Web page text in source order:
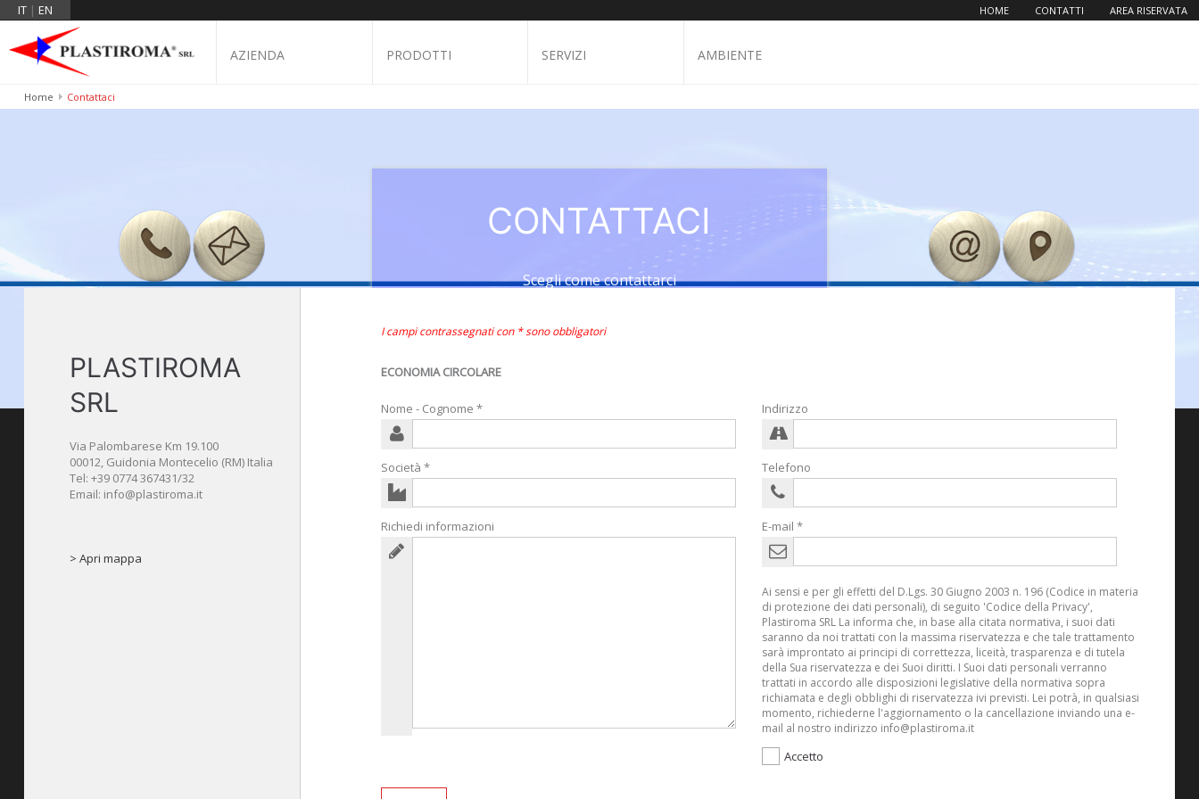
IT | EN HOME CONTATTI AREA RISERVATA
AZIENDA PRODOTTI SERVIZI AMBIENTE
Home Contattaci
CONTATTACI
Scegli come contattarci
PLASTIROMA
SRL
Via Palombarese Km 19.100
00012, Guidonia Montecelio (RM) Italia
Tel: +39 0774 367431/32
Email: info@plastiroma.it
> Apri mappa
I campi contrassegnati con * sono obbligatori
ECONOMIA CIRCOLARE
Nome - Cognome *
Società *
Richiedi informazioni
Indirizzo
Telefono
E-mail *
Ai sensi e per gli effetti del D.Lgs. 30 Giugno 2003 n. 196 (Codice in materia
di protezione dei dati personali), di seguito 'Codice della Privacy',
Plastiroma SRL La informa che, in base alla citata normativa, i suoi dati
saranno da noi trattati con la massima riservatezza e che tale trattamento
sarà improntato ai principi di correttezza, liceità, trasparenza e di tutela
della Sua riservatezza e dei Suoi diritti. I Suoi dati personali verranno
trattati in accordo alle disposizioni legislative della normativa sopra
richiamata e degli obblighi di riservatezza ivi previsti. Lei potrà, in qualsiasi
momento, richiederne l'aggiornamento o la cancellazione inviando una e-
mail al nostro indirizzo info@plastiroma.it
Accetto